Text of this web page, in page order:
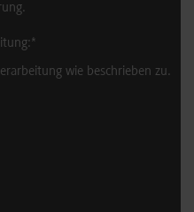
*
wie beschrieben zu.